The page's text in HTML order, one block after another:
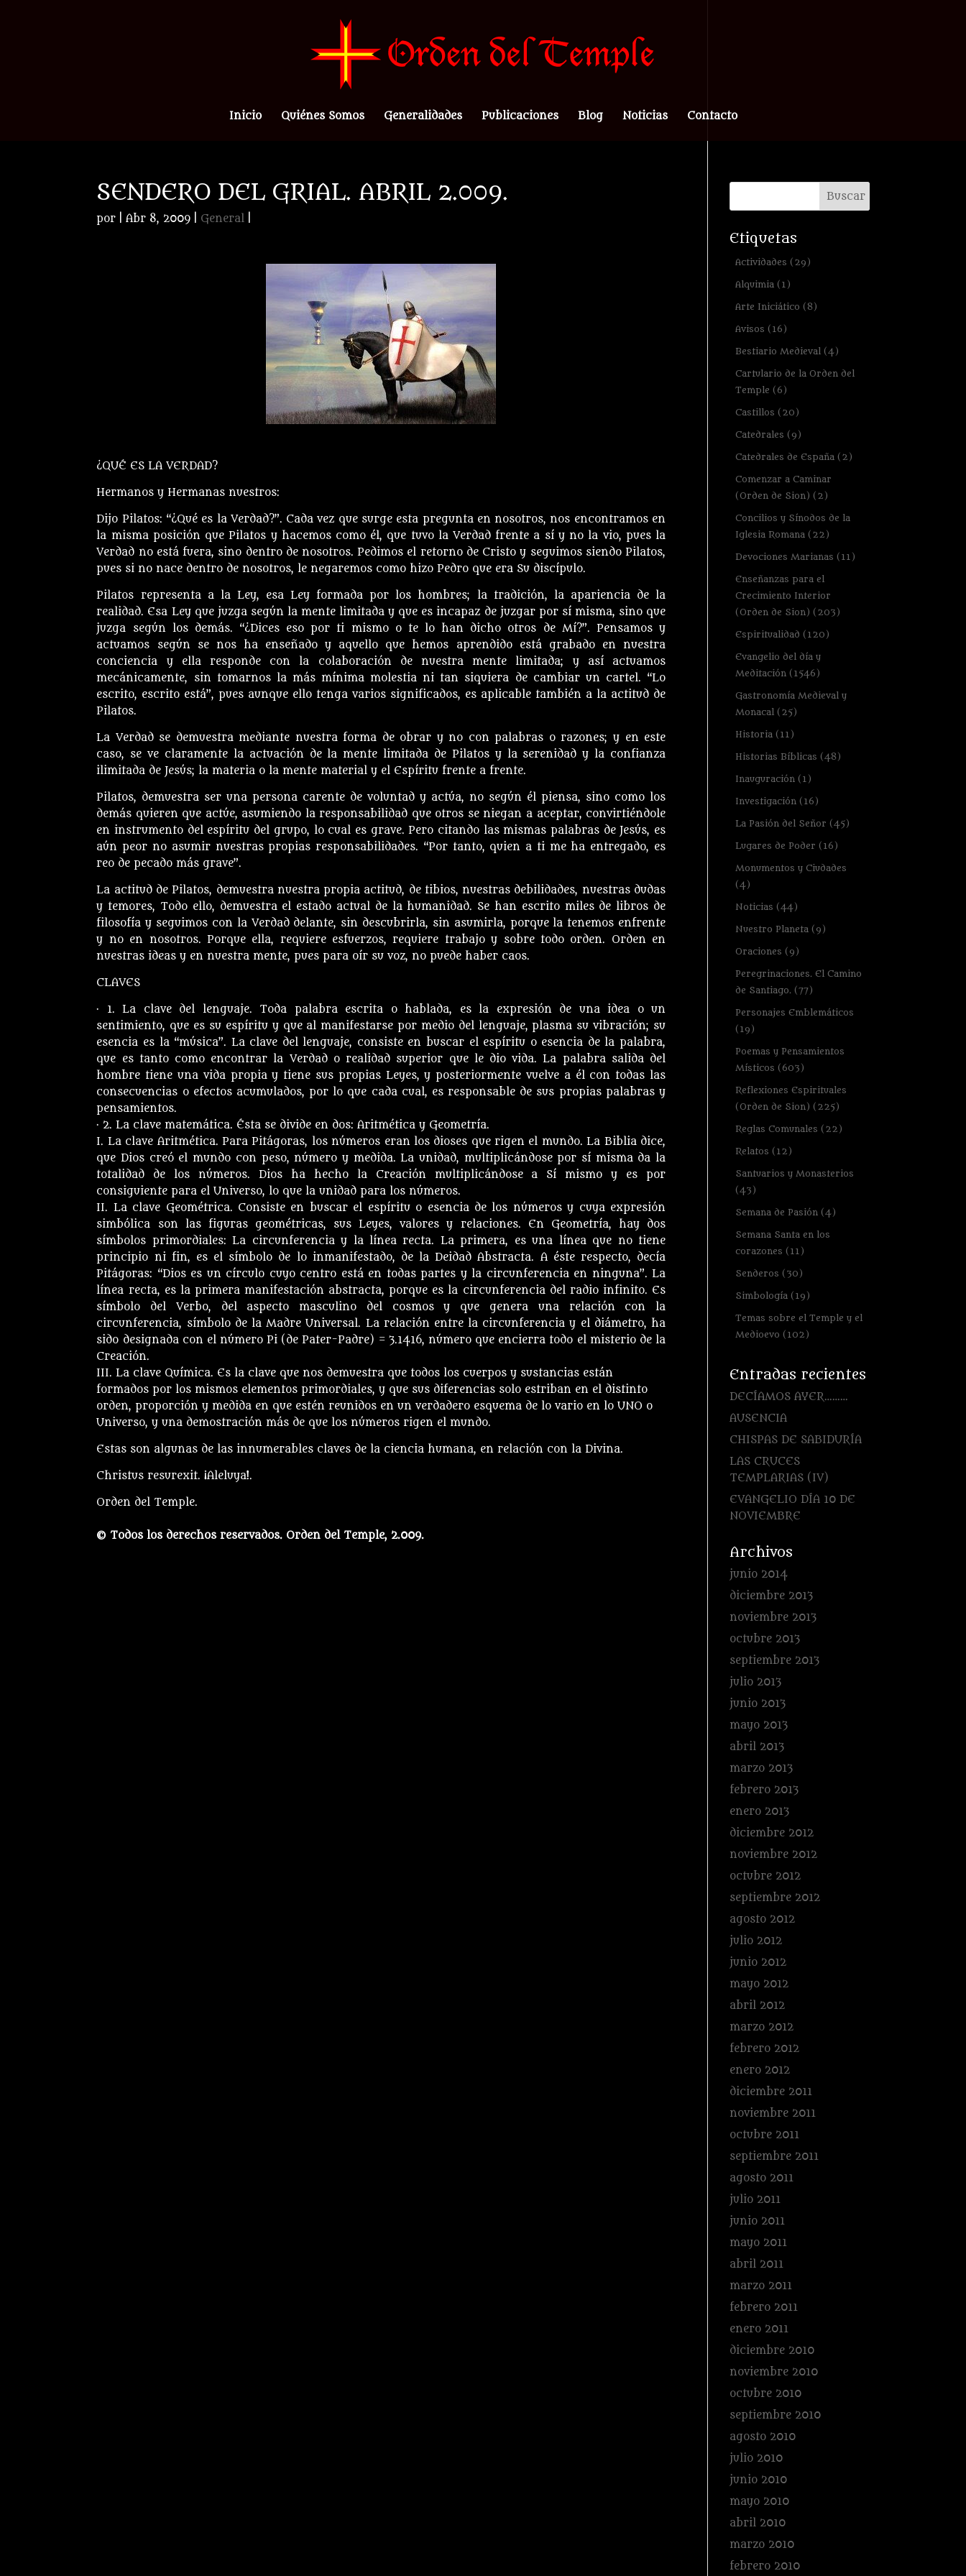
Inicio Quiénes Somos Generalidades Publicaciones Blog Noticias Contacto
SENDERO DEL GRIAL. ABRIL 2.009.
por |Abr 8, 2009 General
¿QUÉ ES LA VERDAD?
Hermanos y Hermanas nuestros:
Dijo Pilatos: “¿Qué es la Verdad?”. Cada vez que surge esta pregunta en nosotros, nos encontramos en
la misma posición que Pilatos y hacemos como él, que tuvo la Verdad frente a sí y no la vio, pues la
Verdad no está fuera, sino dentro de nosotros. Pedimos el retorno de Cristo y seguimos siendo Pilatos,
pues si no nace dentro de nosotros, le negaremos como hizo Pedro que era Su discípulo.
Pilatos representa a la Ley, esa Ley formada por los hombres; la tradición, la apariencia de la
realidad. Esa Ley que juzga según la mente limitada y que es incapaz de juzgar por sí misma, sino que
juzga según los demás. “¿Dices eso por ti mismo o te lo han dicho otros de Mí?”. Pensamos y
actuamos según se nos ha enseñado y aquello que hemos aprendido está grabado en nuestra
conciencia y ella responde con la colaboración de nuestra mente limitada; y así actuamos
mecánicamente, sin tomarnos la más mínima molestia ni tan siquiera de cambiar un cartel. “Lo
escrito, escrito está”, pues aunque ello tenga varios significados, es aplicable también a la actitud de
Pilatos.
La Verdad se demuestra mediante nuestra forma de obrar y no con palabras o razones; y en este
caso, se ve claramente la actuación de la mente limitada de Pilatos y la serenidad y la confianza
ilimitada de Jesús; la materia o la mente material y el Espíritu frente a frente.
Pilatos, demuestra ser una persona carente de voluntad y actúa, no según él piensa, sino como los
demás quieren que actúe, asumiendo la responsabilidad que otros se niegan a aceptar, convirtiéndole
en instrumento del espíritu del grupo, lo cual es grave. Pero citando las mismas palabras de Jesús, es
aún peor no asumir nuestras propias responsabilidades. “Por tanto, quien a ti me ha entregado, es
reo de pecado más grave”.
La actitud de Pilatos, demuestra nuestra propia actitud, de tibios, nuestras debilidades, nuestras dudas
y temores, Todo ello, demuestra el estado actual de la humanidad. Se han escrito miles de libros de
filosofía y seguimos con la Verdad delante, sin descubrirla, sin asumirla, porque la tenemos enfrente
y no en nosotros. Porque ella, requiere esfuerzos, requiere trabajo y sobre todo orden. Orden en
nuestras ideas y en nuestra mente, pues para oír su voz, no puede haber caos.
CLAVES
· 1. La clave del lenguaje. Toda palabra escrita o hablada, es la expresión de una idea o un
sentimiento, que es su espíritu y que al manifestarse por medio del lenguaje, plasma su vibración; su
esencia es la “música”. La clave del lenguaje, consiste en buscar el espíritu o esencia de la palabra,
que es tanto como encontrar la Verdad o realidad superior que le dio vida. La palabra salida del
hombre tiene una vida propia y tiene sus propias Leyes, y posteriormente vuelve a él con todas las
consecuencias o efectos acumulados, por lo que cada cual, es responsable de sus propias palabras y
pensamientos.
· 2. La clave matemática. Ésta se divide en dos: Aritmética y Geometría.
I. La clave Aritmética. Para Pitágoras, los números eran los dioses que rigen el mundo. La Biblia dice,
que Dios creó el mundo con peso, número y medida. La unidad, multiplicándose por sí misma da la
totalidad de los números. Dios ha hecho la Creación multiplicándose a Sí mismo y es por
consiguiente para el Universo, lo que la unidad para los números.
II. La clave Geométrica. Consiste en buscar el espíritu o esencia de los números y cuya expresión
simbólica son las figuras geométricas, sus Leyes, valores y relaciones. En Geometría, hay dos
símbolos primordiales: La circunferencia y la línea recta. La primera, es una línea que no tiene
principio ni fin, es el símbolo de lo inmanifestado, de la Deidad Abstracta. A éste respecto, decía
Pitágoras: “Dios es un círculo cuyo centro está en todas partes y la circunferencia en ninguna”. La
línea recta, es la primera manifestación abstracta, porque es la circunferencia del radio infinito. Es
símbolo del Verbo, del aspecto masculino del cosmos y que genera una relación con la
circunferencia, símbolo de la Madre Universal. La relación entre la circunferencia y el diámetro, ha
sido designada con el número Pi (de Pater-Padre) = 3.1416, número que encierra todo el misterio de la
Creación.
III. La clave Química. Es la clave que nos demuestra que todos los cuerpos y sustancias están
formados por los mismos elementos primordiales, y que sus diferencias solo estriban en el distinto
orden, proporción y medida en que estén reunidos en un verdadero esquema de lo vario en lo UNO o
Universo, y una demostración más de que los números rigen el mundo.
Estas son algunas de las innumerables claves de la ciencia humana, en relación con la Divina.
Christus resurexit. ¡Aleluya!.
Orden del Temple.
© Todos los derechos reservados. Orden del Temple, 2.009.
Etiquetas
Actividades (29)
Alquimia (1)
Arte Iniciático (8)
Avisos (16)
Bestiario Medieval (4)
Cartulario de la Orden del
Temple (6)
Castillos (20)
Catedrales (9)
Catedrales de España (2)
Comenzar a Caminar
(Orden de Sion) (2)
Concilios y Sínodos de la
Iglesia Romana (22)
Devociones Marianas (11)
Enseñanzas para el
Crecimiento Interior
(Orden de Sion) (203)
Espiritualidad (120)
Evangelio del día y
Meditación (1546)
Gastronomía Medieval y
Monacal (25)
Historia (11)
Historias Bíblicas (48)
Inauguración (1)
Investigación (16)
La Pasión del Señor (45)
Lugares de Poder (16)
Monumentos y Ciudades
(4)
Noticias (44)
Nuestro Planeta (9)
Oraciones (9)
Peregrinaciones. El Camino
de Santiago. (77)
Personajes Emblemáticos
(19)
Poemas y Pensamientos
Místicos (603)
Reflexiones Espirituales
(Orden de Sion) (225)
Reglas Comunales (22)
Relatos (12)
Santuarios y Monasterios
(43)
Semana de Pasión (4)
Semana Santa en los
corazones (11)
Senderos (30)
Simbología (19)
Temas sobre el Temple y el
Medioevo (102)
Entradas recientes
DECÍAMOS AYER………
AUSENCIA
CHISPAS DE SABIDURÍA
LAS CRUCES
TEMPLARIAS (IV)
EVANGELIO DÍA 10 DE
NOVIEMBRE
Archivos
junio 2014
diciembre 2013
noviembre 2013
octubre 2013
septiembre 2013
julio 2013
junio 2013
mayo 2013
abril 2013
marzo 2013
febrero 2013
enero 2013
diciembre 2012
noviembre 2012
octubre 2012
septiembre 2012
agosto 2012
julio 2012
junio 2012
mayo 2012
abril 2012
marzo 2012
febrero 2012
enero 2012
diciembre 2011
noviembre 2011
octubre 2011
septiembre 2011
agosto 2011
julio 2011
junio 2011
mayo 2011
abril 2011
marzo 2011
febrero 2011
enero 2011
diciembre 2010
noviembre 2010
octubre 2010
septiembre 2010
agosto 2010
julio 2010
junio 2010
mayo 2010
abril 2010
marzo 2010
febrero 2010